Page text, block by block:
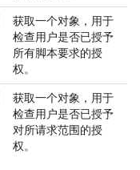
获取一个对象，用于
检查用户是否已授予
所有脚本要求的授
权。
获取一个对象，用于
检查用户是否已授予
对所请求范围的授
权。